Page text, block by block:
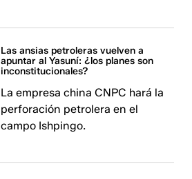
Las ansias petroleras vuelven a
apuntar al Yasuní: ¿los planes son
inconstitucionales?
La empresa china CNPC hará la
perforación petrolera en el
campo Ishpingo.